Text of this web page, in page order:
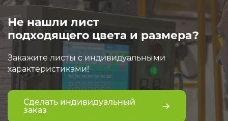
Не нашли лист
подходящего цвета и размера?
Закажите листы с индивидуальными
характеристиками!
Сделать индивидуальный
заказ